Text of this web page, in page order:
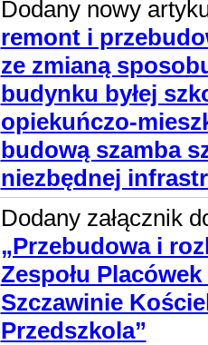
Dodany nowy
remont i
ze zmianą
budynku byłej
opiekuńczo-
budową szamba
niezbędnej
Dodany załącznik
„Przebudowa i
Zespołu
Szczawinie
Przedszkola”